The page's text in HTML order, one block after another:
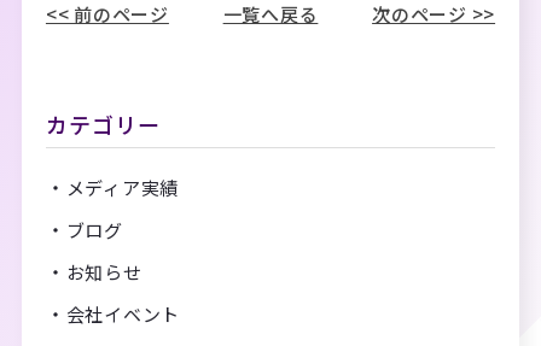
<< 前のページ 一覧へ戻る 次のページ >>
カテゴリー
メディア実績
ブログ
お知らせ
会社イベント